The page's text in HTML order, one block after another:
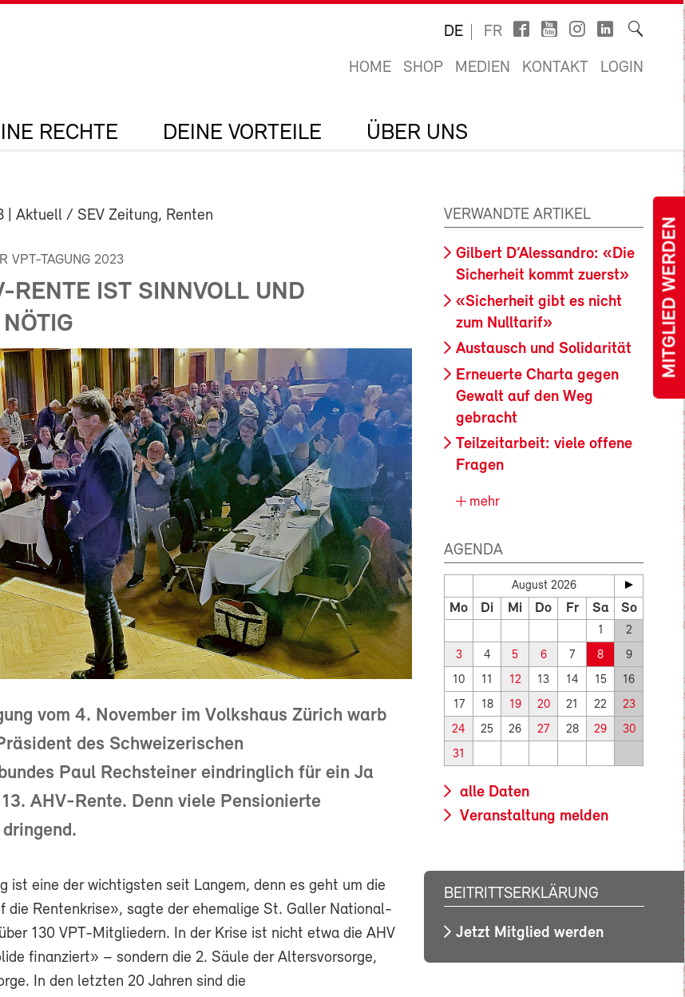
MITGLIED WERDEN
DE FR
HOME SHOP MEDIEN KONTAKT LOGIN
RECHTE DEINE VORTEILE ÜBER UNS
| Aktuell / SEV Zeitung, Renten
VPT-TAGUNG 2023
RENTE IST SINNVOLL UND
vom 4. November im Volkshaus Zürich warb
des Schweizerischen
Paul Rechsteiner eindringlich für ein Ja
AHV-Rente. Denn viele Pensionierte
ist eine der wichtigsten seit Langem, denn es geht um die
die Rentenkrise», sagte der ehemalige St. Galler National-
130 VPT-Mitgliedern. In der Krise ist nicht etwa die AHV
finanziert» – sondern die 2. Säule der Altersvorsorge,
In den letzten 20 Jahren sind die
VERWANDTE ARTIKEL
Gilbert D’Alessandro: «Die
Sicherheit kommt zuerst»
«Sicherheit gibt es nicht
zum Nulltarif»
Austausch und Solidarität
Erneuerte Charta gegen
Gewalt auf den Weg
gebracht
Teilzeitarbeit: viele offene
Fragen
mehr
AGENDA
August 2026
Mo Di Mi Do Fr Sa So
1 2
3 4 5 6 7 8 9
10 11 12 13 14 15 16
17 18 19 20 21 22 23
24 25 26 27 28 29 30
31
alle Daten
Veranstaltung melden
BEITRITTSERKLÄRUNG
Jetzt Mitglied werden